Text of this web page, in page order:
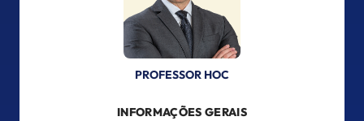
PROFESSOR HOC
INFORMAÇÕES GERAIS